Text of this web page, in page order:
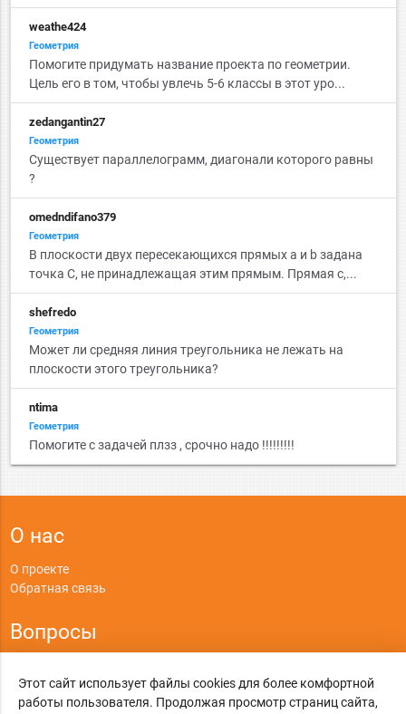
weathe424
Геометрия
Помогите придумать название проекта по геометрии.
Цель его в том, чтобы увлечь 5-6 классы в этот уро...
zedangantin27
Геометрия
Существует параллелограмм, диагонали которого равны
?
omedndifano379
Геометрия
В плоскости двух пересекающихся прямых a и b задана
точка С, не принадлежащая этим прямым. Прямая с,...
shefredo
Геометрия
Может ли средняя линия треугольника не лежать на
плоскости этого треугольника?
ntima
Геометрия
Помогите с задачей плзз , срочно надо !!!!!!!!!
О нас
О проекте
Обратная связь
Вопросы
Политика конфиденциальности
Этот сайт использует файлы cookies для более комфортной
работы пользователя. Продолжая просмотр страниц сайта,